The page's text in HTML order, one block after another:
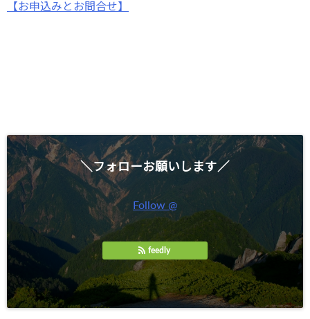
【お申込みとお問合せ】
＼フォローお願いします／
Follow @
feedly